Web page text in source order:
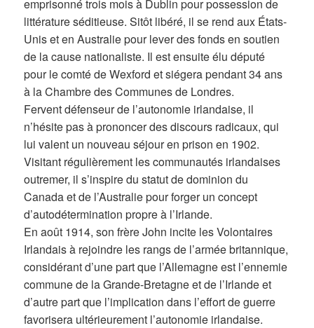
emprisonné trois mois à Dublin pour possession de
littérature séditieuse. Sitôt libéré, il se rend aux États-
Unis et en Australie pour lever des fonds en soutien
de la cause nationaliste. Il est ensuite élu député
pour le comté de Wexford et siégera pendant 34 ans
à la Chambre des Communes de Londres.
Fervent défenseur de l’autonomie irlandaise, il
n’hésite pas à prononcer des discours radicaux, qui
lui valent un nouveau séjour en prison en 1902.
Visitant régulièrement les communautés irlandaises
outremer, il s’inspire du statut de dominion du
Canada et de l’Australie pour forger un concept
d’autodétermination propre à l’Irlande.
En août 1914, son frère John incite les Volontaires
Irlandais à rejoindre les rangs de l’armée britannique,
considérant d’une part que l’Allemagne est l’ennemie
commune de la Grande-Bretagne et de l’Irlande et
d’autre part que l’implication dans l’effort de guerre
favorisera ultérieurement l’autonomie irlandaise.